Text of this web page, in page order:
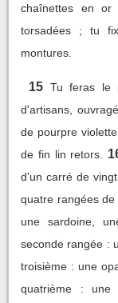
chaînettes en
torsadées ; tu
montures.
15 Tu feras le
d'artisans,
de pourpre
de fin lin retors.
d'un carré de
quatre rangées
une sardoine,
seconde rangée :
troisième : une
quatrième : une